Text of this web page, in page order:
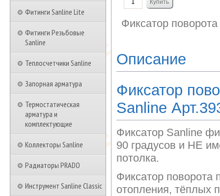
Фитинги Sanline Lite
Фитинги Резьбовые
Sanline
Теплосчетчики Sanline
Запорная арматура
Термостатическая
арматура и
комплектующие
Коллекторы Sanline
Радиаторы PRADO
Инструмент Sanline Classic
Фиксатор
Описание
Фиксатор
Sanline
Фиксатор Sanline
90 градусов и НЕ
потолка.
Фиксатор поворота
отопления, тёплых